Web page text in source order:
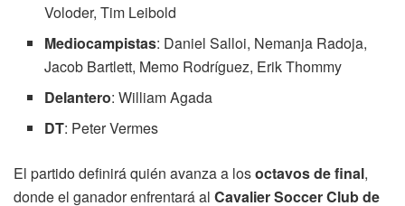
Voloder, Tim Leibold
Mediocampistas: Daniel Salloi, Nemanja Radoja,
Jacob Bartlett, Memo Rodríguez, Erik Thommy
Delantero: William Agada
DT: Peter Vermes
El partido definirá quién avanza a losoctavos de final,
donde el ganador enfrentará al Cavalier Soccer Club de